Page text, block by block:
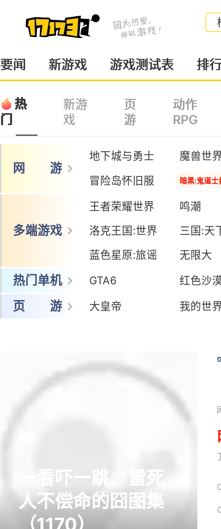
要闻 新游戏 游戏测试表 排
热
门
新游
戏
页
游
动作
RPG
网 游
地下城与勇士
魔兽世
冒险岛怀旧服
暗黑:鬼道士
多端游戏
王者荣耀世界
鸣潮
洛克王国:世界
三国:天
蓝色星原:旅谣
无限大
热门单机 GTA6 红色沙
页 游 大皇帝 我的世
一看吓一跳：雷死
人不偿命的囧图集
（1170）
网易搜